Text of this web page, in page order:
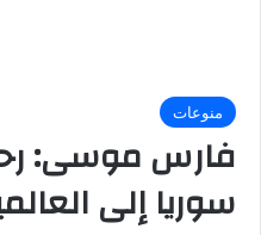
منوعات
فارس موسى:
سوريا إلى